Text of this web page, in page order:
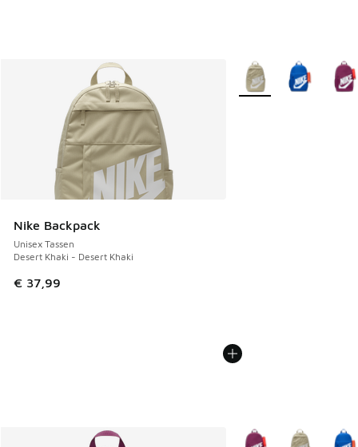
Nike Backpack
Unisex Tassen
Desert Khaki - Desert Khaki
€ 37,99
Meer kleuren
Meer kleuren